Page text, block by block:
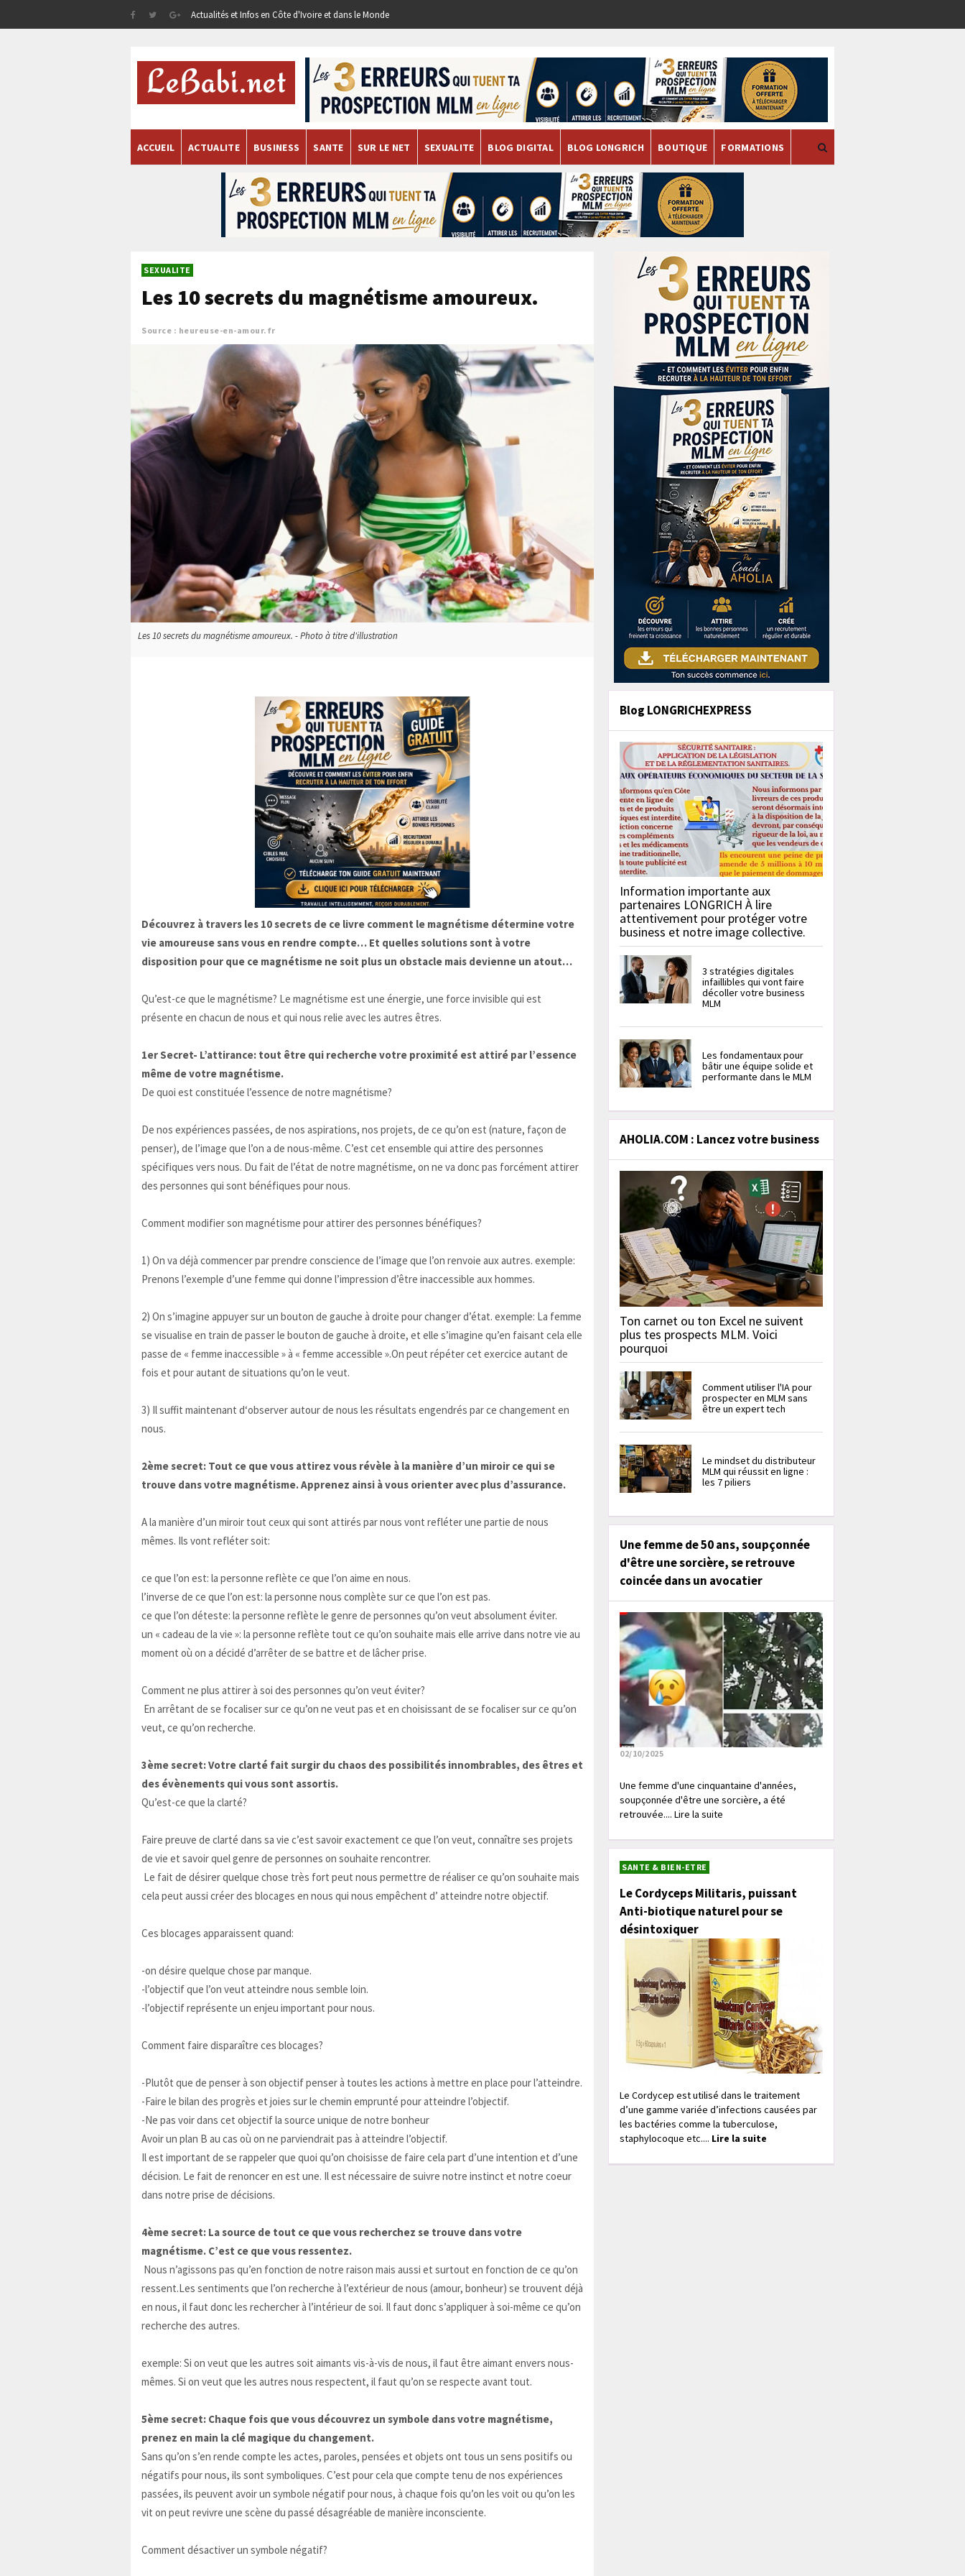
Actualités et Infos en Côte d'Ivoire et dans le Monde
ACCUEIL ACTUALITE BUSINESS SANTE SUR LE NET SEXUALITE BLOG DIGITAL BLOG LONGRICH BOUTIQUE FORMATIONS
SEXUALITE
Les 10 secrets du magnétisme amoureux.
Source : heureuse-en-amour.fr
Les 10 secrets du magnétisme amoureux. - Photo à titre d'illustration
Découvrez à travers les 10 secrets de ce livre comment le magnétisme détermine votre
vie amoureuse sans vous en rendre compte… Et quelles solutions sont à votre
disposition pour que ce magnétisme ne soit plus un obstacle mais devienne un atout…
Qu’est-ce que le magnétisme? Le magnétisme est une énergie, une force invisible qui est
présente en chacun de nous et qui nous relie avec les autres êtres.
1er Secret- L’attirance: tout être qui recherche votre proximité est attiré par l’essence
même de votre magnétisme.
De quoi est constituée l’essence de notre magnétisme?
De nos expériences passées, de nos aspirations, nos projets, de ce qu’on est (nature, façon de
penser), de l’image que l’on a de nous-même. C’est cet ensemble qui attire des personnes
spécifiques vers nous. Du fait de l’état de notre magnétisme, on ne va donc pas forcément attirer
des personnes qui sont bénéfiques pour nous.
Comment modifier son magnétisme pour attirer des personnes bénéfiques?
1) On va déjà commencer par prendre conscience de l’image que l’on renvoie aux autres. exemple:
Prenons l’exemple d’une femme qui donne l’impression d’être inaccessible aux hommes.
2) On s’imagine appuyer sur un bouton de gauche à droite pour changer d’état. exemple: La femme
se visualise en train de passer le bouton de gauche à droite, et elle s’imagine qu’en faisant cela elle
passe de « femme inaccessible » à « femme accessible ».On peut répéter cet exercice autant de
fois et pour autant de situations qu’on le veut.
3) Il suffit maintenant d‘observer autour de nous les résultats engendrés par ce changement en
nous.
2ème secret: Tout ce que vous attirez vous révèle à la manière d’un miroir ce qui se
trouve dans votre magnétisme. Apprenez ainsi à vous orienter avec plus d’assurance.
A la manière d’un miroir tout ceux qui sont attirés par nous vont refléter une partie de nous
mêmes. Ils vont refléter soit:
ce que l’on est: la personne reflète ce que l’on aime en nous.
l’inverse de ce que l’on est: la personne nous complète sur ce que l’on est pas.
ce que l’on déteste: la personne reflète le genre de personnes qu’on veut absolument éviter.
un « cadeau de la vie »: la personne reflète tout ce qu’on souhaite mais elle arrive dans notre vie au
moment où on a décidé d’arrêter de se battre et de lâcher prise.
Comment ne plus attirer à soi des personnes qu’on veut éviter?
En arrêtant de se focaliser sur ce qu’on ne veut pas et en choisissant de se focaliser sur ce qu’on
veut, ce qu’on recherche.
3ème secret: Votre clarté fait surgir du chaos des possibilités innombrables, des êtres et
des évènements qui vous sont assortis.
Qu’est-ce que la clarté?
Faire preuve de clarté dans sa vie c’est savoir exactement ce que l’on veut, connaître ses projets
de vie et savoir quel genre de personnes on souhaite rencontrer.
Le fait de désirer quelque chose très fort peut nous permettre de réaliser ce qu’on souhaite mais
cela peut aussi créer des blocages en nous qui nous empêchent d’ atteindre notre objectif.
Ces blocages apparaissent quand:
-on désire quelque chose par manque.
-l’objectif que l’on veut atteindre nous semble loin.
-l’objectif représente un enjeu important pour nous.
Comment faire disparaître ces blocages?
-Plutôt que de penser à son objectif penser à toutes les actions à mettre en place pour l’atteindre.
-Faire le bilan des progrès et joies sur le chemin emprunté pour atteindre l’objectif.
-Ne pas voir dans cet objectif la source unique de notre bonheur
Avoir un plan B au cas où on ne parviendrait pas à atteindre l’objectif.
Il est important de se rappeler que quoi qu’on choisisse de faire cela part d’une intention et d’une
décision. Le fait de renoncer en est une. Il est nécessaire de suivre notre instinct et notre coeur
dans notre prise de décisions.
4ème secret: La source de tout ce que vous recherchez se trouve dans votre
magnétisme. C’est ce que vous ressentez.
Nous n’agissons pas qu’en fonction de notre raison mais aussi et surtout en fonction de ce qu’on
ressent.Les sentiments que l’on recherche à l’extérieur de nous (amour, bonheur) se trouvent déjà
en nous, il faut donc les rechercher à l’intérieur de soi. Il faut donc s’appliquer à soi-même ce qu’on
recherche des autres.
exemple: Si on veut que les autres soit aimants vis-à-vis de nous, il faut être aimant envers nous-
mêmes. Si on veut que les autres nous respectent, il faut qu’on se respecte avant tout.
5ème secret: Chaque fois que vous découvrez un symbole dans votre magnétisme,
prenez en main la clé magique du changement.
Sans qu’on s’en rende compte les actes, paroles, pensées et objets ont tous un sens positifs ou
négatifs pour nous, ils sont symboliques. C’est pour cela que compte tenu de nos expériences
passées, ils peuvent avoir un symbole négatif pour nous, à chaque fois qu’on les voit ou qu’on les
vit on peut revivre une scène du passé désagréable de manière inconsciente.
Comment désactiver un symbole négatif?
Blog LONGRICHEXPRESS
Information importante aux
partenaires LONGRICH À lire
attentivement pour protéger votre
business et notre image collective.
3 stratégies digitales
infaillibles qui vont faire
décoller votre business
MLM
Les fondamentaux pour
bâtir une équipe solide et
performante dans le MLM
AHOLIA.COM : Lancez votre business
Ton carnet ou ton Excel ne suivent
plus tes prospects MLM. Voici
pourquoi
Comment utiliser l'IA pour
prospecter en MLM sans
être un expert tech
Le mindset du distributeur
MLM qui réussit en ligne :
les 7 piliers
Une femme de 50 ans, soupçonnée
d'être une sorcière, se retrouve
coincée dans un avocatier
02/10/2025
Une femme d'une cinquantaine d'années,
soupçonnée d'être une sorcière, a été
retrouvée.... Lire la suite
SANTE & BIEN-ETRE
Le Cordyceps Militaris, puissant
Anti-biotique naturel pour se
désintoxiquer
Le Cordycep est utilisé dans le traitement
d’une gamme variée d’infections causées par
les bactéries comme la tuberculose,
staphylocoque etc.... Lire la suite